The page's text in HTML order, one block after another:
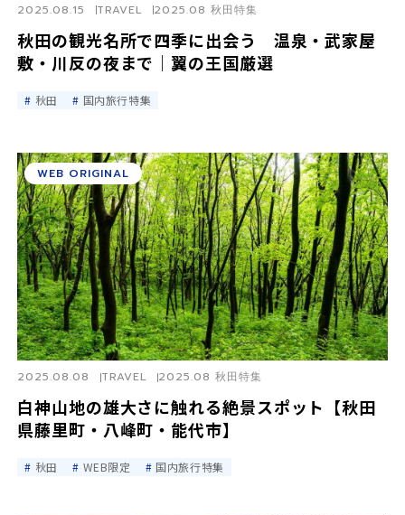
秋田の観光名所で四季に出会う 温泉・武家屋
敷・川反の夜まで｜翼の王国厳選
2025.08.15 TRAVEL 2025.08 秋田特集
秋田 国内旅行特集
白神山地の雄大さに触れる絶景スポット【秋田
県藤里町・八峰町・能代市】
2025.08.08 TRAVEL 2025.08 秋田特集
WEB ORIGINAL
秋田 WEB限定 国内旅行特集